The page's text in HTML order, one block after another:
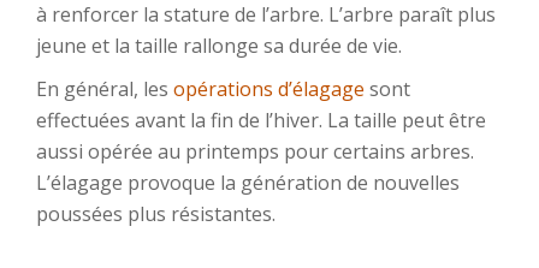
à renforcer la stature de l’arbre. L’arbre paraît plus
jeune et la taille rallonge sa durée de vie.
En général, les opérations d’élagage sont
effectuées avant la fin de l’hiver. La taille peut être
aussi opérée au printemps pour certains arbres.
L’élagage provoque la génération de nouvelles
poussées plus résistantes.